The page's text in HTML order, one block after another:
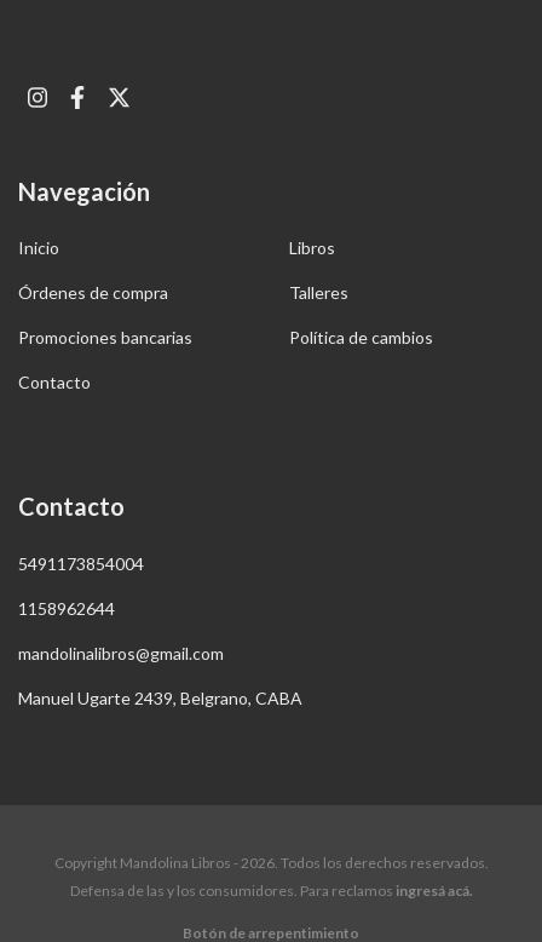
Navegación
Inicio Libros
Órdenes de compra Talleres
Promociones bancarias Política de cambios
Contacto
Contacto
5491173854004
1158962644
mandolinalibros@gmail.com
Manuel Ugarte 2439, Belgrano, CABA
Copyright Mandolina Libros - 2026. Todos los derechos reservados.
Defensa de las y los consumidores. Para reclamos ingresá acá.
Botón de arrepentimiento